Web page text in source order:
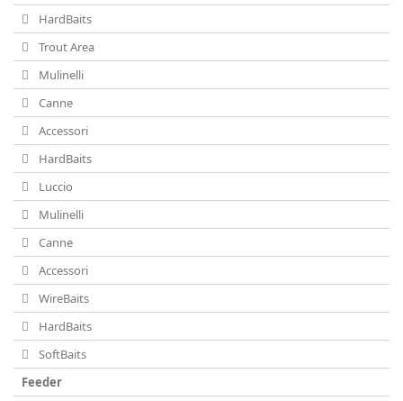
HardBaits
Trout Area
Mulinelli
Canne
Accessori
HardBaits
Luccio
Mulinelli
Canne
Accessori
WireBaits
HardBaits
SoftBaits
Feeder